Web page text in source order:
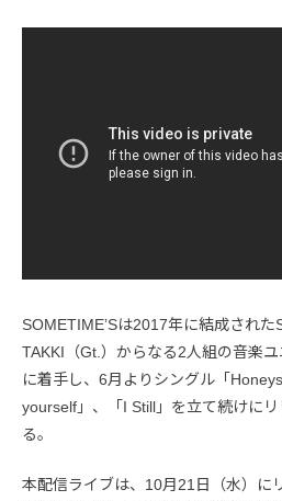
SOMETIME’Sは2017年に結成された
TAKKI（Gt.）からなる2人組の音楽
に着手し、6月よりシングル「
yourself」、「I Still」を立て続けに
る。
本配信ライブは、10月21日（水）に